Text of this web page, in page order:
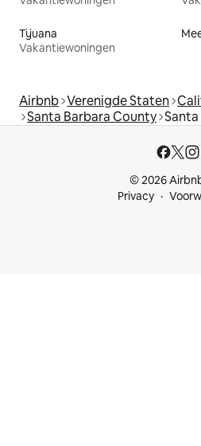
Tijuana
Vakantiewoningen
Airbnb Verenigde Staten
Santa Barbara County
© 2026
Privacy